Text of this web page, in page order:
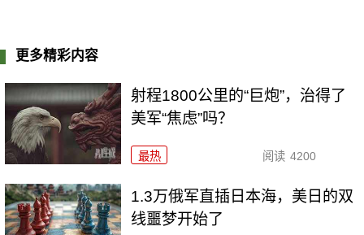
更多精彩内容
射程1800公里的“巨炮”，治得了
美军“焦虑”吗？
最热 阅读 4200
1.3万俄军直插日本海，美日的双
线噩梦开始了